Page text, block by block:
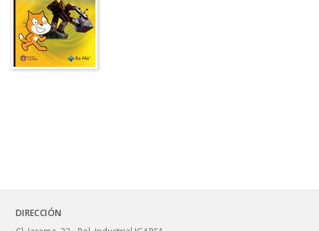
6.3.2 Estructuras de repetición: Repetir, Por siempre, Repetir hasta,
Repetir para siempre
6.4 OPTIMIZACIÓN Y BUENAS PRÁCTICAS
6.4.1 Variables y contadores efectivos
6.4.2 Evitar anidaciones excesivas
DIRECCIÓN